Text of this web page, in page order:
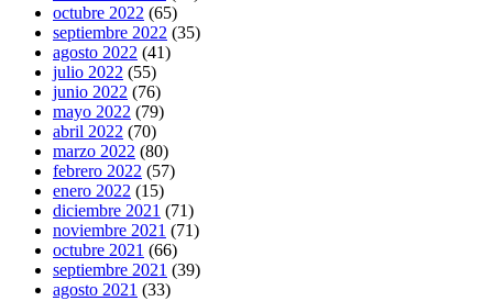
octubre 2022 (65)
septiembre 2022 (35)
agosto 2022 (41)
julio 2022 (55)
junio 2022 (76)
mayo 2022 (79)
abril 2022 (70)
marzo 2022 (80)
febrero 2022 (57)
enero 2022 (15)
diciembre 2021 (71)
noviembre 2021 (71)
octubre 2021 (66)
septiembre 2021 (39)
agosto 2021 (33)